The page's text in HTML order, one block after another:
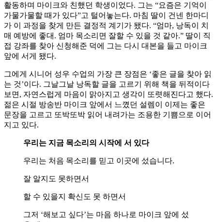
활동하며 마이크와 친했던 학생이었다. 그는 “요즘은 기억이
가물가물할 때가 있다”고 털어놓는다. 마침 딸이 건넨 한마디
가 이 과정을 찾게 만든 결정적 계기가 됐다. “엄마, 낭독이 치
매 예방에 좋대. 엄마 목소리면 잘할 수 있을 것 같아.” 딸이 직
접 강좌를 찾아 신청해준 덕에 그는 다시 대본을 들고 마이크
앞에 서게 됐다.
그에게 시니어 성우 수업의 가장 큰 장점은 ‘좋은 글을 찾아 읽
는 것’이다. 그날그날 낭독할 글을 고르기 위해 책을 뒤적이다
보면, 자연스럽게 마음이 맑아지고 생각이 또렷해진다고 했다.
젊은 시절 방송반 마이크 앞에서 느꼈던 설렘이 이제는 좋은
문장을 고르고 또박또박 읽어 내려가는 조용한 기쁨으로 이어
지고 있다.
우리는 지금 목소리의 시작에 서 있다
우리는 처음 목소리를 믿고 이곳에 섰습니다.
잘 알지도 못하면서
할 수 있을지 확신도 못 하면서
그저 ‘해보고 싶다’는 마음 하나로 마이크 앞에 섰